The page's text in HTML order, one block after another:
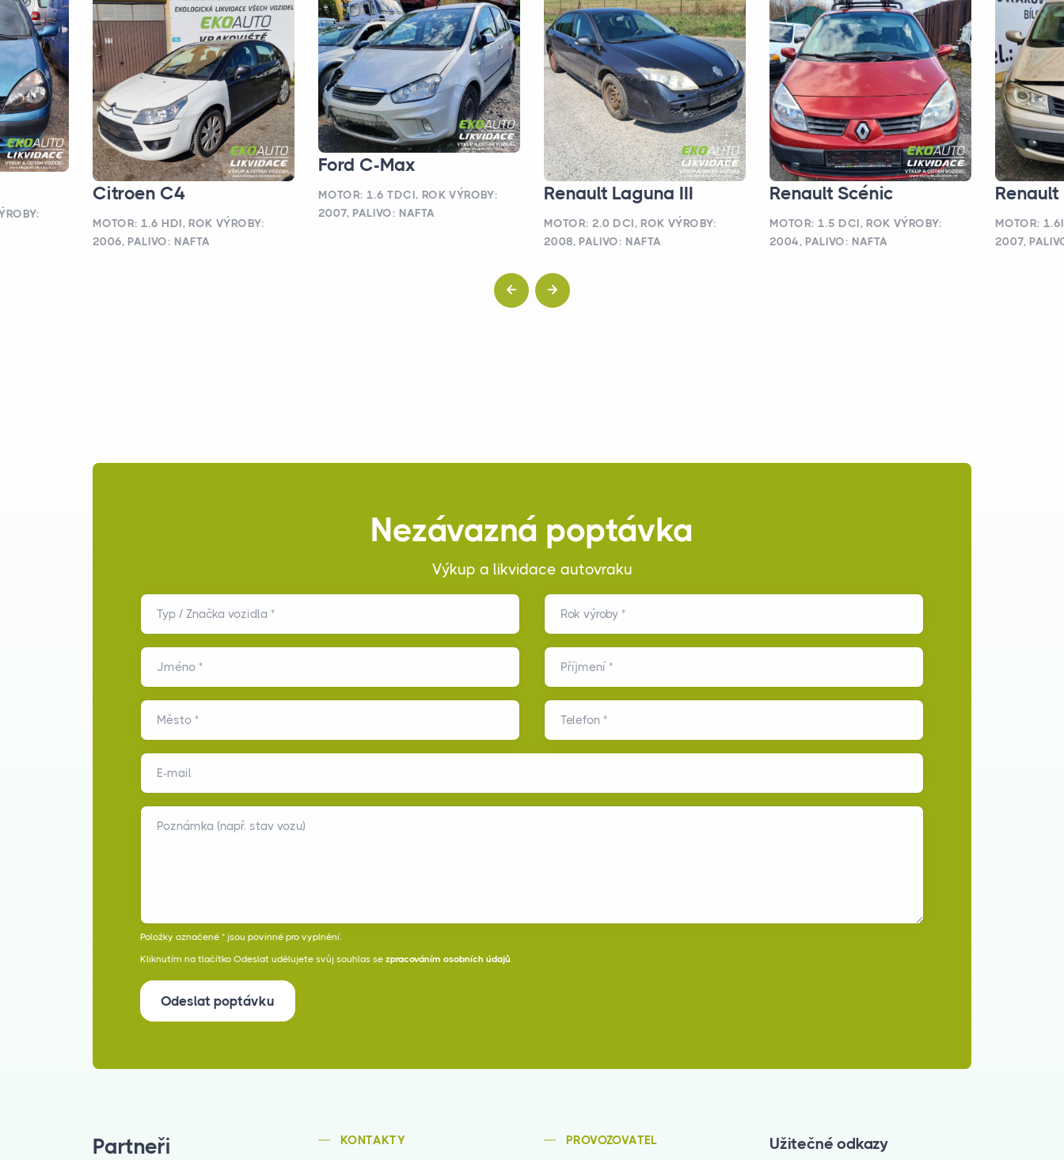
Citroen C4
MOTOR: 1.6 HDI, ROK VÝROBY:
2006, PALIVO: NAFTA
Ford C-Max
MOTOR: 1.6 TDCI, ROK VÝROBY:
2007, PALIVO: NAFTA
Renault Laguna III
MOTOR: 2.0 DCI, ROK VÝROBY:
2008, PALIVO: NAFTA
Renault Scénic
MOTOR: 1.5 DCI, ROK VÝROBY:
2004, PALIVO: NAFTA
Renault
MOTOR:
2007,
Nezávazná poptávka
Výkup a likvidace autovraku
Typ / Značka vozidla * Rok výroby *
Jméno * Příjmení *
Město * Telefon *
E-mail
Poznámka (např. stav vozu)
Položky označené * jsou povinné pro vyplnění.
Kliknutím na tlačítko Odeslat udělujete svůj souhlas se zpracováním osobních údajů.
Odeslat poptávku
Partneři KONTAKTY PROVOZOVATEL Užitečné odkazy